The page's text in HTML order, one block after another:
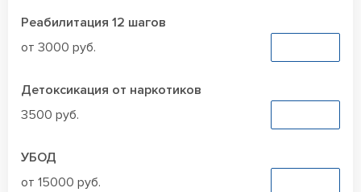
Реабилитация 12 шагов
от 3000 руб.
Детоксикация от наркотиков
3500 руб.
УБОД
от 15000 руб.